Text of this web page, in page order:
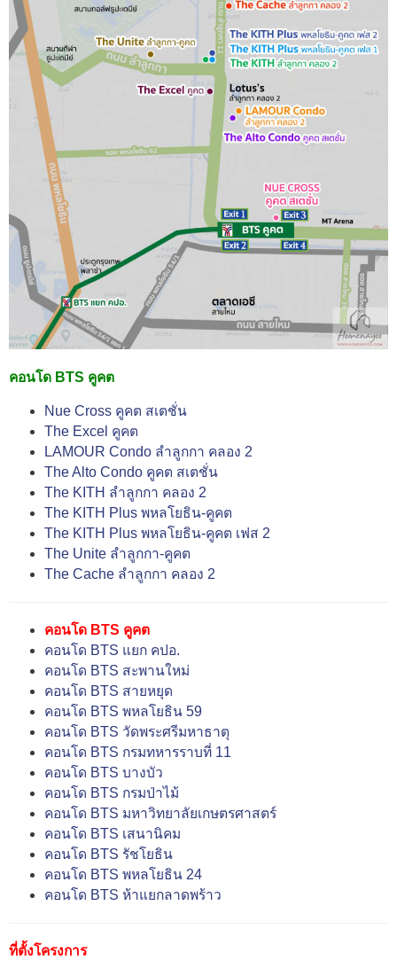
คอนโด BTS คูคต
Nue Cross คูคต สเตชั่น
The Excel คูคต
LAMOUR Condo ลำลูกกา คลอง 2
The Alto Condo คูคต สเตชั่น
The KITH ลำลูกกา คลอง 2
The KITH Plus พหลโยธิน-คูคต
The KITH Plus พหลโยธิน-คูคต เฟส 2
The Unite ลำลูกกา-คูคต
The Cache ลำลูกกา คลอง 2
คอนโด BTS คูคต
คอนโด BTS แยก คปอ.
คอนโด BTS สะพานใหม่
คอนโด BTS สายหยุด
คอนโด BTS พหลโยธิน 59
คอนโด BTS วัดพระศรีมหาธาตุ
คอนโด BTS กรมทหารราบที่ 11
คอนโด BTS บางบัว
คอนโด BTS กรมป่าไม้
คอนโด BTS มหาวิทยาลัยเกษตรศาสตร์
คอนโด BTS เสนานิคม
คอนโด BTS รัชโยธิน
คอนโด BTS พหลโยธิน 24
คอนโด BTS ห้าแยกลาดพร้าว
ที่ตั้งโครงการ